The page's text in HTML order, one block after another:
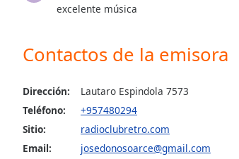
Opacity
excelente música
Contactos de la emisora
Dirección:
Lautaro Espindola 7573
Teléfono:
+957480294
Sitio:
radioclubretro.com
Email:
josedonosoarce@gmail.com